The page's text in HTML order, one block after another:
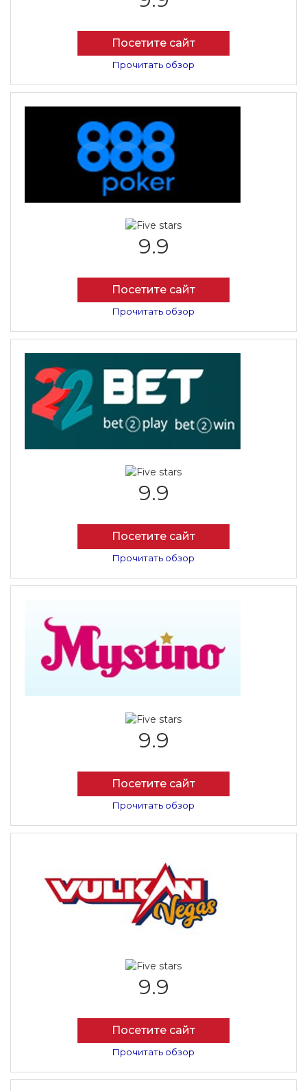
Посетите сайт
Прочитать обзор
9.9
Посетите сайт
Прочитать обзор
9.9
Посетите сайт
Прочитать обзор
9.9
Посетите сайт
Прочитать обзор
9.9
Посетите сайт
Прочитать обзор